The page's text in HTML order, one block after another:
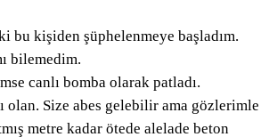
bu kişiden şüphelenmeye başladım.
bilemedim.
canlı bomba olarak patladı.
olan. Size abes gelebilir ama gözlerimle
metre kadar ötede alelade beton